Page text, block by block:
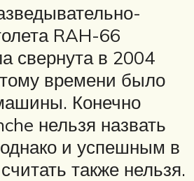
RAH-66
свернута в 2004
времени было
Конечно
нельзя назвать
и успешным в
также нельзя.